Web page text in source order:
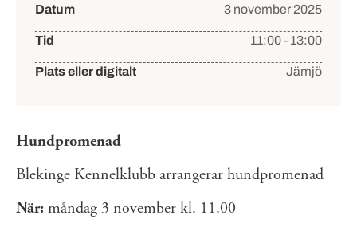
Datum 3 november 2025
Tid 11:00 - 13:00
Plats eller digitalt Jämjö
Hundpromenad
Blekinge Kennelklubb arrangerar hundpromenad
När: måndag 3 november kl. 11.00